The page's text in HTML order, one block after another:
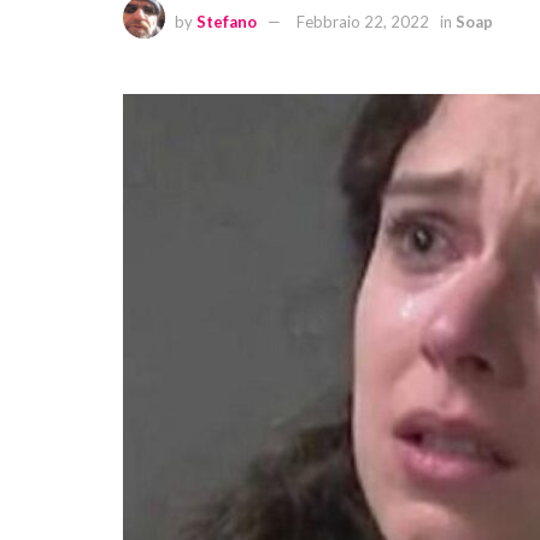
byStefano Febbraio 22, 2022 in Soap